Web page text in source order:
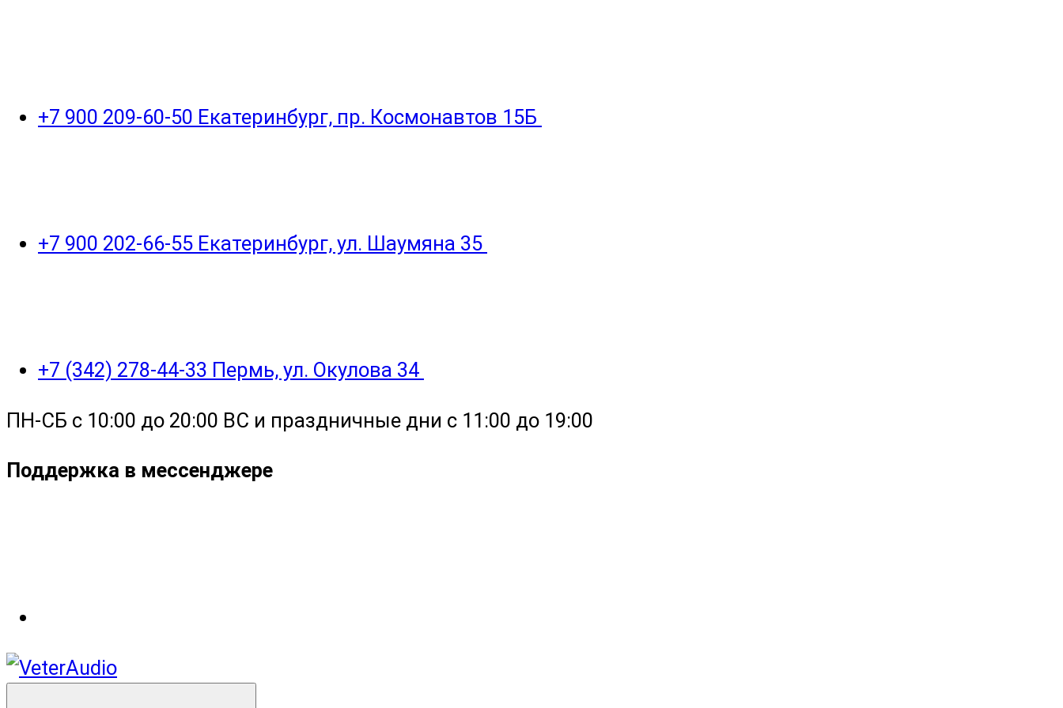
+7 900 209-60-50 Екатеринбург, пр. Космонавтов 15Б
+7 900 202-66-55 Екатеринбург, ул. Шаумяна 35
+7 (342) 278-44-33 Пермь, ул. Окулова 34
ПН-СБ с 10:00 до 20:00 ВС и праздничные дни с 11:00 до 19:00
Поддержка в мессенджере